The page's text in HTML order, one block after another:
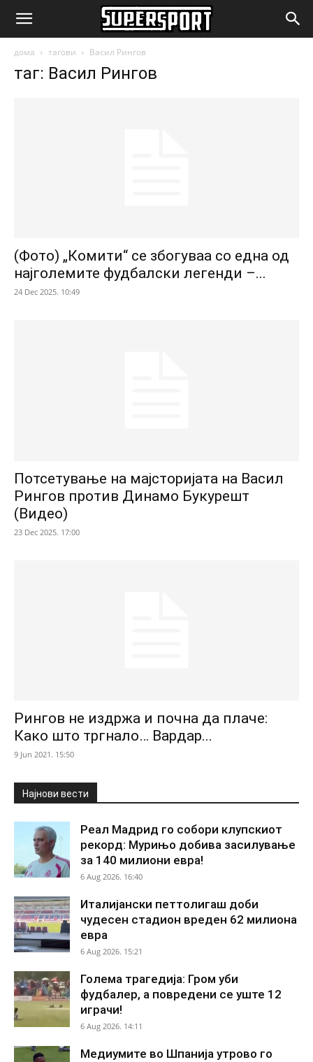
SuperSport.mk
дома тагови Васил Рингов
таг: Васил Рингов
(Фото) „Комити“ се збогуваа со една од
најголемите фудбалски легенди –...
24 Dec 2025. 10:49
Потсетување на мајсторијата на Васил
Рингов против Динамо Букурешт
(Видео)
23 Dec 2025. 17:00
Рингов не издржа и почна да плаче:
Како што тргнало… Вардар...
9 Jun 2021. 15:50
Најнови вести
Реал Мадрид го собори клупскиот
рекорд: Мурињо добива засилување
за 140 милиони евра!
6 Aug 2026. 16:40
Италијански петтолигаш доби
чудесен стадион вреден 62 милиона
евра
6 Aug 2026. 15:21
Голема трагедија: Гром уби
фудбалер, а повредени се уште 12
играчи!
6 Aug 2026. 14:11
Медиумите во Шпанија утрово го